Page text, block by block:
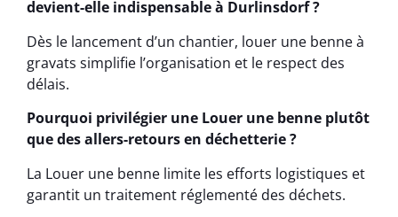
devient-elle indispensable à Durlinsdorf ?
Dès le lancement d’un chantier, louer une benne à
gravats simplifie l’organisation et le respect des
délais.
Pourquoi privilégier une Louer une benne plutôt
que des allers-retours en déchetterie ?
La Louer une benne limite les efforts logistiques et
garantit un traitement réglementé des déchets.